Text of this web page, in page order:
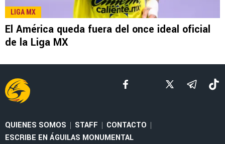
LIGA MX
El América queda fuera del once ideal oficial
de la Liga MX
QUIENES SOMOS STAFF CONTACTO
ESCRIBE EN ÁGUILAS MONUMENTAL